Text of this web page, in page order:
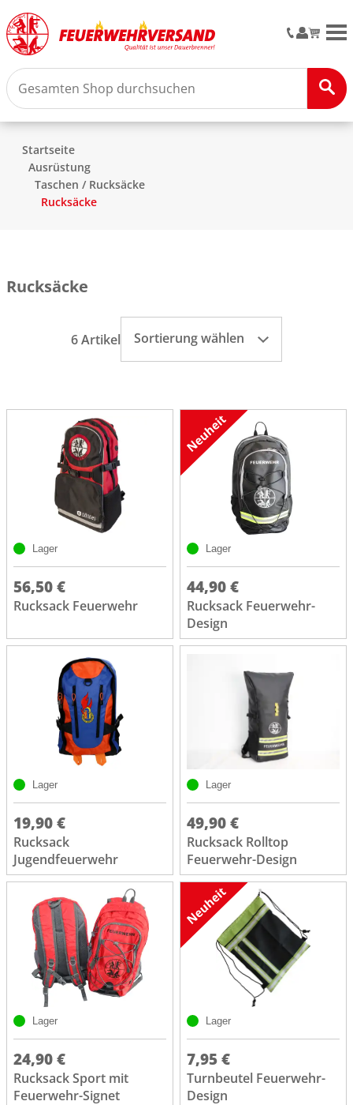
Startseite
Ausrüstung
Taschen / Rucksäcke
Rucksäcke
Rucksäcke
6 Artikel Sortierung wählen
Lager
56,50 €
Rucksack Feuerwehr
Lager
44,90 €
Rucksack Feuerwehr-
Design
Lager
19,90 €
Rucksack
Jugendfeuerwehr
Lager
49,90 €
Rucksack Rolltop
Feuerwehr-Design
Lager
24,90 €
Rucksack Sport mit
Feuerwehr-Signet
Lager
7,95 €
Turnbeutel Feuerwehr-
Design